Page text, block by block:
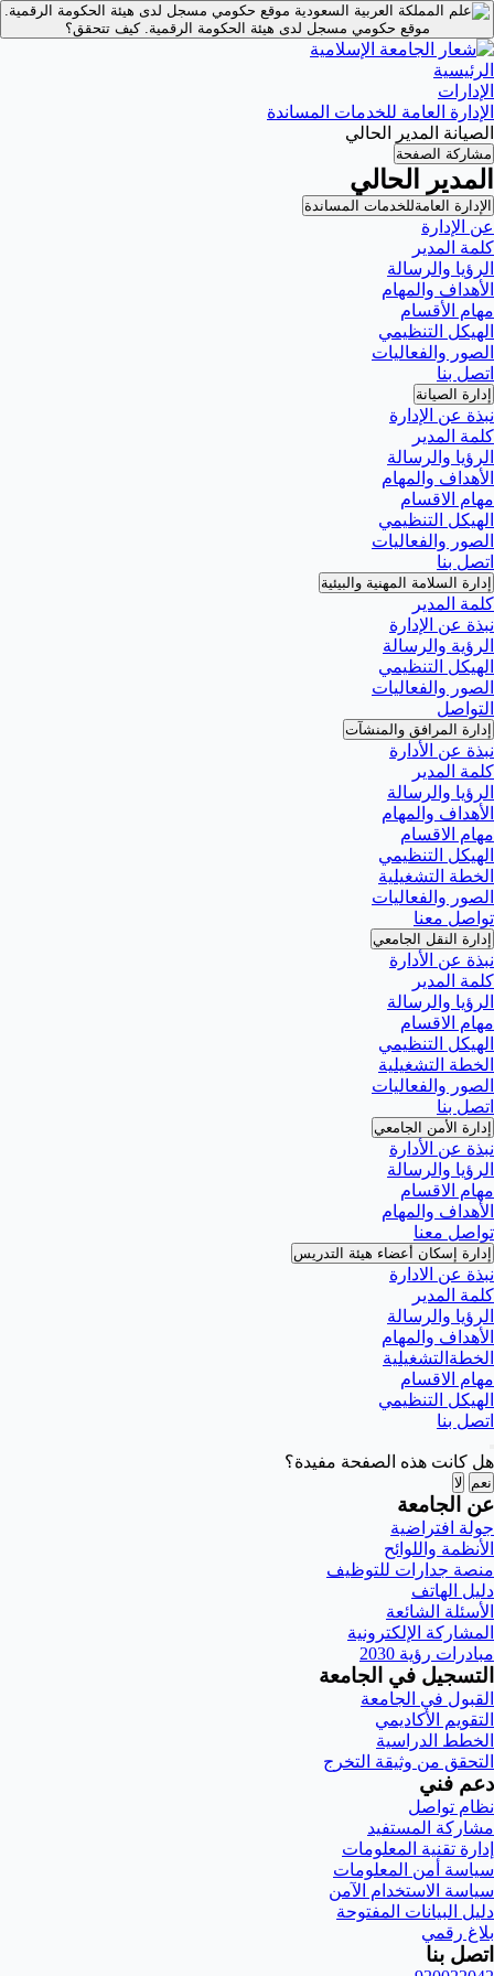
موقع حكومي مسجل لدى هيئة الحكومة الرقمية.
موقع حكومي مسجل لدى هيئة الحكومة الرقمية.كيف تتحقق؟
الرئيسية
الإدارات
الإدارة العامة للخدمات المساندة
الصيانة المدير الحالي
مشاركة الصفحة
المدير الحالي
الإدارة العامةللخدمات المساندة
عن الإدارة
كلمة المدير
الرؤيا والرسالة
الأهداف والمهام
مهام الأقسام
الهيكل التنظيمي
الصور والفعاليات
اتصل بنا
إدارة الصيانة
نبذة عن الإدارة
كلمة المدير
الرؤيا والرسالة
الأهداف والمهام
مهام الاقسام
الهيكل التنظيمي
الصور والفعاليات
اتصل بنا
إدارة السلامة المهنية والبيئية
كلمة المدير
نبذة عن الإدارة
الرؤية والرسالة
الهيكل التنظيمي
الصور والفعاليات
التواصل
إدارة المرافق والمنشآت
نبذة عن الأدارة
كلمة المدير
الرؤيا والرسالة
الأهداف والمهام
مهام الاقسام
الهيكل التنظيمي
الخطة التشغيلية
الصور والفعاليات
تواصل معنا
إدارة النقل الجامعي
نبذة عن الأدارة
كلمة المدير
الرؤيا والرسالة
مهام الاقسام
الهيكل التنظيمي
الخطة التشغيلية
الصور والفعاليات
اتصل بنا
إدارة الأمن الجامعي
نبذة عن الأدارة
الرؤيا والرسالة
مهام الاقسام
الأهداف والمهام
تواصل معنا
إدارة إسكان أعضاء هيئة التدريس
نبذة عن الادارة
كلمة المدير
الرؤيا والرسالة
الأهداف والمهام
الخطةالتشغيلية
مهام الاقسام
الهيكل التنظيمي
اتصل بنا
هل كانت هذه الصفحة مفيدة؟
نعم لا
عن الجامعة
جولة افتراضية
الأنظمة واللوائح
منصة جدارات للتوظيف
دليل الهاتف
الأسئلة الشائعة
المشاركة الإلكترونية
مبادرات رؤية 2030
التسجيل في الجامعة
القبول في الجامعة
التقويم الأكاديمي
الخطط الدراسية
التحقق من وثيقة التخرج
دعم فني
نظام تواصل
مشاركة المستفيد
إدارة تقنية المعلومات
سياسة أمن المعلومات
سياسة الاستخدام الآمن
دليل البيانات المفتوحة
بلاغ رقمي
اتصل بنا